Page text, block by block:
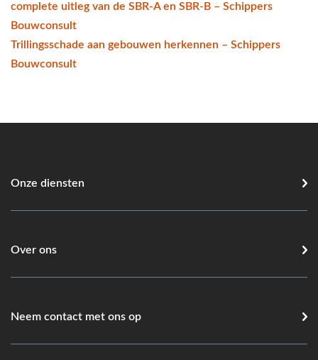
complete uitleg van de SBR-A en SBR-B – Schippers
Bouwconsult
Trillingsschade aan gebouwen herkennen – Schippers
Bouwconsult
Onze diensten
Over ons
Neem contact met ons op